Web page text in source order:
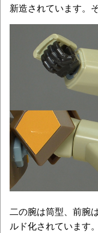
新造されています。
二の腕は筒型、前腕
ルド化されています。